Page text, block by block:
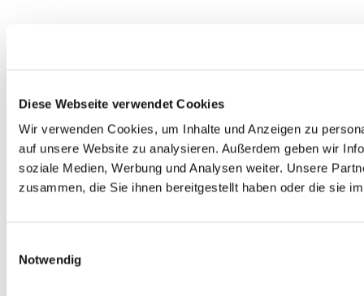
Diese Webseite verwendet Cookies
Wir verwenden Cookies, um Inhalte und Anzeigen zu
auf unsere Website zu analysieren. Außerdem geben wir
soziale Medien, Werbung und Analysen weiter. Unsere
zusammen, die Sie ihnen bereitgestellt haben oder die sie
Notwendig